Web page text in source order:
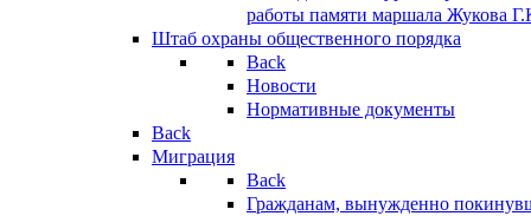
работы памяти маршала Жукова
Штаб охраны общественного порядка
Back
Новости
Нормативные документы
Back
Миграция
Back
Гражданам, вынужденно